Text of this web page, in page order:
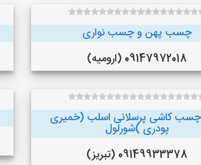
چسب پهن و چسب نواری
09147972018 (ارومیه)
چسب کاشی پرسلانی اسلب (خمیری
پودری )شورلول
09149933378 (تبریز)